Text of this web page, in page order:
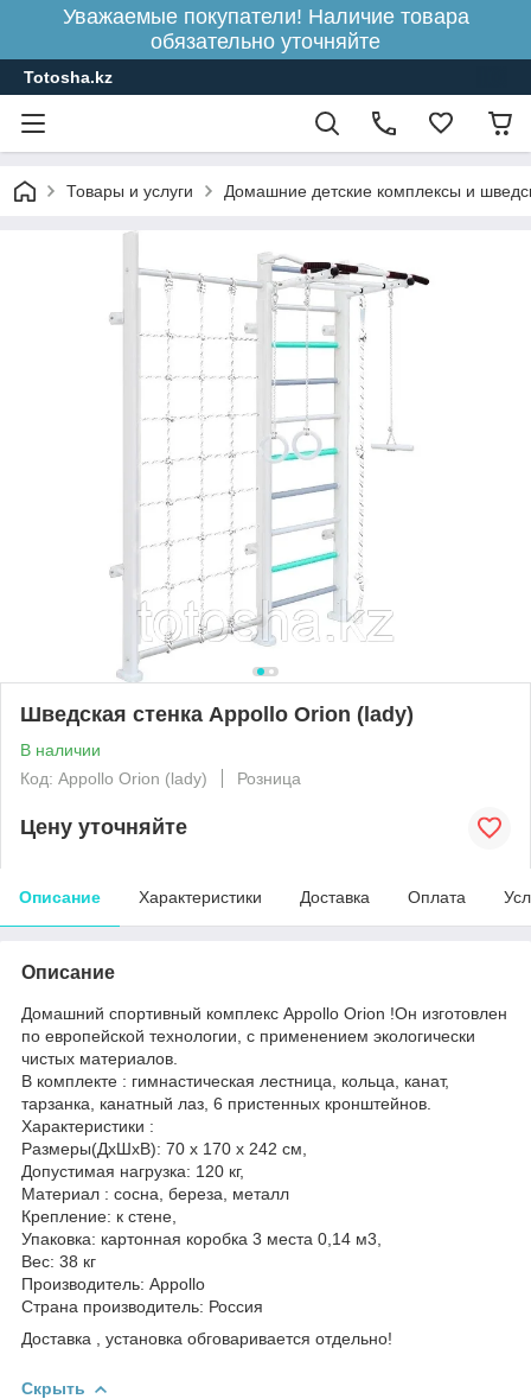
Уважаемые покупатели! Наличие товара
обязательно уточняйте
Totosha.kz
Товары и услуги Домашние детские комплексы и
Шведская стенка Appollo Orion (lady)
В наличии
Код: Appollo Orion (lady)
Розница
Цену уточняйте
Описание Характеристики Доставка Оплата
Описание
Домашний спортивный комплекс Appollo Orion !Он изготовлен
по европейской технологии, с применением экологически
чистых материалов.
В комплекте : гимнастическая лестница, кольца, канат,
тарзанка, канатный лаз, 6 пристенных кронштейнов.
Характеристики :
Размеры(ДхШхВ): 70 х 170 х 242 см,
Допустимая нагрузка: 120 кг,
Материал : сосна, береза, металл
Крепление: к стене,
Упаковка: картонная коробка 3 места 0,14 м3,
Вес: 38 кг
Производитель: Appollo
Страна производитель: Россия
Доставка , установка обговаривается отдельно!
Скрыть